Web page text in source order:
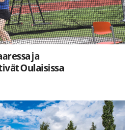
ja
Oulaisissa